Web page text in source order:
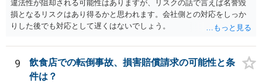
研修期間分の報酬も請求できる可能性があります。すなわち、業務と
の関連性が認められる研修について、それが使用者の明示・黙示の指
示に基づくもので、その参加が事実上強制されている場合には、労働
の関連性が薄くても労働時間性が認められる場合もあります。研修に
労働時間性が認められる場合、少なくとも最低賃金分で計算した額を
請求することなどが考えられます。 これらのことは一般論であり、
違法性が阻却される可能性はありますが、リスクの話で言えば名誉毀
損となるリスクはあり得るかと思われます。会社側との対応をしっか
りした後でも対応として遅くはないでしょう。
9
飲食店での転倒事故、損害賠償請求の可能性と条
件は？